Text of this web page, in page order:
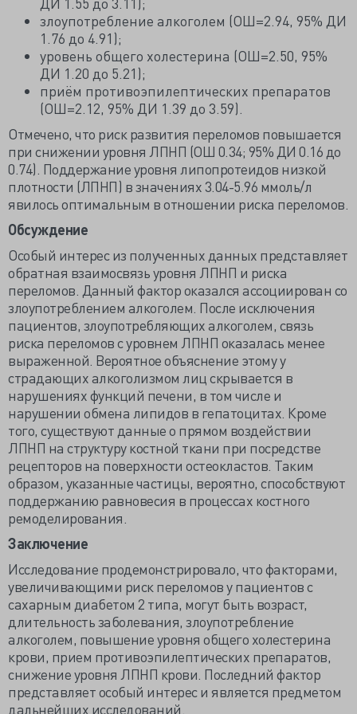
злоупотребление алкоголем (ОШ=2.94, 95% ДИ
1.76 до 4.91);
уровень общего холестерина (ОШ=2.50, 95%
ДИ 1.20 до 5.21);
приём противоэпилептических препаратов
(ОШ=2.12, 95% ДИ 1.39 до 3.59).
Отмечено, что риск развития переломов повышается
при снижении уровня ЛПНП (ОШ 0.34; 95% ДИ 0.16 до
0.74). Поддержание уровня липопротеидов низкой
плотности (ЛПНП) в значениях 3.04-5.96 ммоль/л
явилось оптимальным в отношении риска переломов.
Обсуждение
Особый интерес из полученных данных представляет
обратная взаимосвязь уровня ЛПНП и риска
переломов. Данный фактор оказался ассоциирован со
злоупотреблением алкоголем. После исключения
пациентов, злоупотребляющих алкоголем, связь
риска переломов с уровнем ЛПНП оказалась менее
выраженной. Вероятное объяснение этому у
страдающих алкоголизмом лиц скрывается в
нарушениях функций печени, в том числе и
нарушении обмена липидов в гепатоцитах. Кроме
того, существуют данные о прямом воздействии
ЛПНП на структуру костной ткани при посредстве
рецепторов на поверхности остеокластов. Таким
образом, указанные частицы, вероятно, способствуют
поддержанию равновесия в процессах костного
ремоделирования.
Заключение
Исследование продемонстрировало, что факторами,
увеличивающими риск переломов у пациентов с
сахарным диабетом 2 типа, могут быть возраст,
длительность заболевания, злоупотребление
алкоголем, повышение уровня общего холестерина
крови, прием противоэпилептических препаратов,
снижение уровня ЛПНП крови. Последний фактор
представляет особый интерес и является предметом
дальнейших исследований.